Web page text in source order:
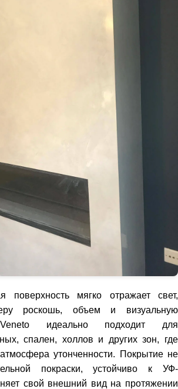
поверхность мягко отражает свет,
роскошь, объем и визуальную
Veneto идеально подходит для
спален, холлов и других зон, где
утонченности. Покрытие не
покраски, устойчиво к УФ-
свой внешний вид на протяжении